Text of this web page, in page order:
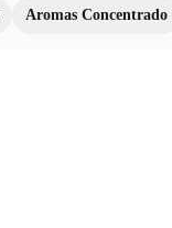
Aromas Concentrado